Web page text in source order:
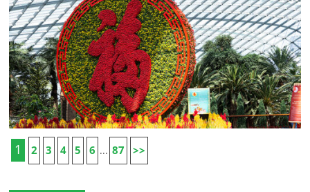
1 2 3 4 5 6 ... 87 >>